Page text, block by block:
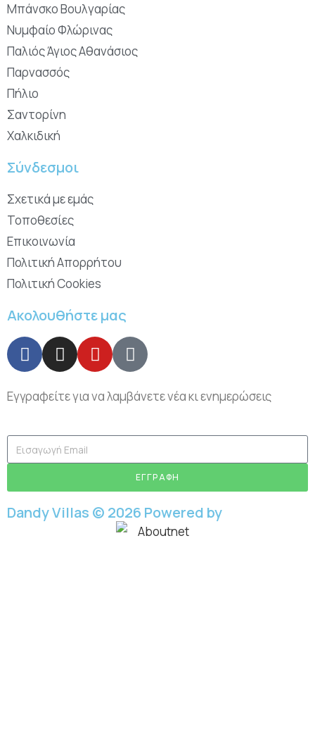
Μπάνσκο Βουλγαρίας
Νυμφαίο Φλώρινας
Παλιός Άγιος Αθανάσιος
Παρνασσός
Πήλιο
Σαντορίνη
Χαλκιδική
Σύνδεσμοι
Σχετικά με εμάς
Τοποθεσίες
Επικοινωνία
Πολιτική Απορρήτου
Πολιτική Cookies
Ακολουθήστε μας
Εγγραφείτε για να λαμβάνετε νέα κι ενημερώσεις
ΕΓΓΡΑΦΗ
Dandy Villas © 2026 Powered by